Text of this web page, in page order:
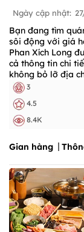
Ngày cập nhật:
Bạn đang tìm
sôi động với giá
Phan Xích Long
cả thông tin chi
không bỏ lỡ địa
3
4.5
8.4K
Gian hàng